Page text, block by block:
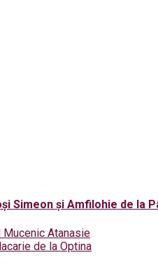
Simeon şi Amfilohie de la
Mucenic Atanasie
de la Optina